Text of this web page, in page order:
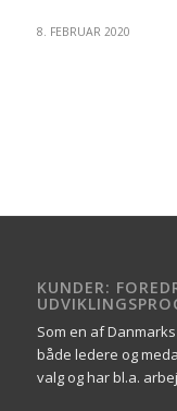
8. FEBRUAR 2020
KUNDER:
Som en af
både ledere og
valg og har bl.a.